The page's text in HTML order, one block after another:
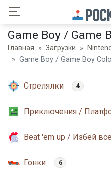
Game Boy / Game
Главная Загрузки
Game Boy / Game Boy
Стрелялки 4
Приключения /
Beat 'em up / Избей
Гонки 6